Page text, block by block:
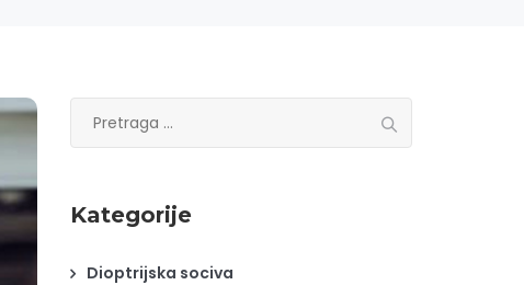
Kategorije
Dioptrijska sociva